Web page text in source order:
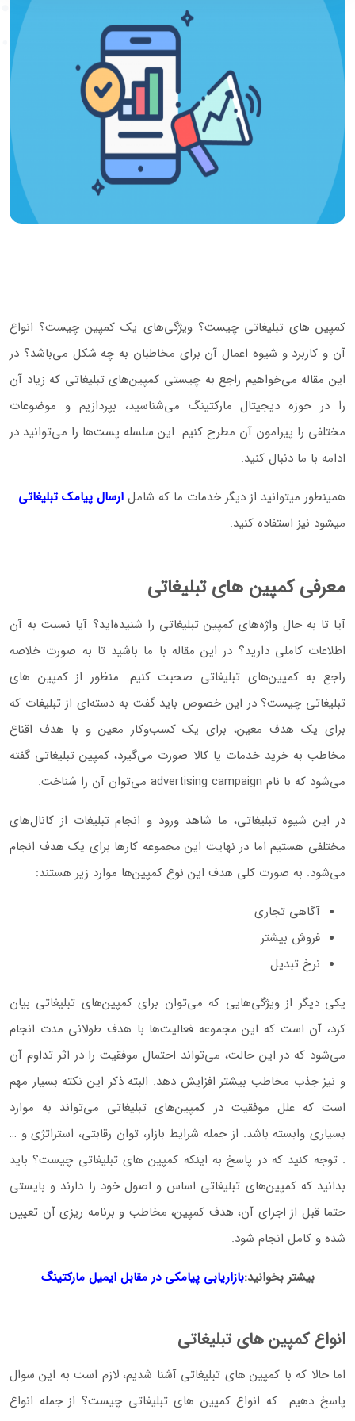
کمپین های تبلیغاتی چیست؟ ویژگی‌های یک کمپین چیست؟ انواع
آن و کاربرد و شیوه اعمال آن برای مخاطبان به چه شکل می‌باشد؟ در
این مقاله می‌خواهیم راجع به چیستی کمپین‌های تبلیغاتی که زیاد آن
را در حوزه دیجیتال مارکتینگ می‌شناسید، بپردازیم و موضوعات
مختلفی را پیرامون آن مطرح کنیم. این سلسله پست‌ها را می‌توانید در
ادامه با ما دنبال کنید.
همینطور میتوانید از دیگر خدمات ما که شامل ارسال پیامک تبلیغاتی
میشود نیز استفاده کنید.
معرفی کمپین های تبلیغاتی
آیا تا به حال واژه‌های کمپین تبلیغاتی را شنیده‌اید؟ آیا نسبت به آن
اطلاعات کاملی دارید؟ در این مقاله با ما باشید تا به صورت خلاصه
راجع به کمپین‌های تبلیغاتی صحبت کنیم. منظور از کمپین های
تبلیغاتی چیست؟ در این خصوص باید گفت به دسته‌ای از تبلیغات که
برای یک هدف معین، برای یک کسب‌و‌کار معین و با هدف اقناع
مخاطب به خرید خدمات یا کالا صورت می‌گیرد، کمپین تبلیغاتی گفته
می‌شود که با نام advertising campaign می‌توان آن را شناخت.
در این شیوه تبلیغاتی، ما شاهد ورود و انجام تبلیغات از کانال‌های
مختلفی هستیم اما در نهایت این مجموعه کارها برای یک هدف انجام
می‌شود. به صورت کلی هدف این نوع کمپین‌ها موارد زیر هستند:
آگاهی تجاری
فروش بیشتر
نرخ تبدیل
یکی دیگر از ویژگی‌هایی که می‌توان برای کمپین‌های تبلیغاتی بیان
کرد، آن است که این مجموعه فعالیت‌ها با هدف طولانی مدت انجام
می‌شود که در این حالت، می‌تواند احتمال موفقیت را در اثر تداوم آن
و نیز جذب مخاطب بیشتر افزایش دهد. البته ذکر این نکته بسیار مهم
است که علل موفقیت در کمپین‌های تبلیغاتی می‌تواند به موارد
بسیاری وابسته باشد. از جمله شرایط بازار، توان رقابتی، استراتژی و …
. توجه کنید که در پاسخ به اینکه کمپین های تبلیغاتی چیست؟ باید
بدانید که کمپین‌های تبلیغاتی اساس و اصول خود را دارند و بایستی
حتما قبل از اجرای آن، هدف کمپین، مخاطب و برنامه ریزی آن تعیین
شده و کامل انجام شود.
بیشتر بخوانید:بازاریابی پیامکی در مقابل ایمیل مارکتینگ
انواع کمپین های تبلیغاتی
اما حالا که با کمپین های تبلیغاتی آشنا شدیم، لازم است به این سوال
پاسخ دهیم که انواع کمپین های تبلیغاتی چیست؟ از جمله انواع